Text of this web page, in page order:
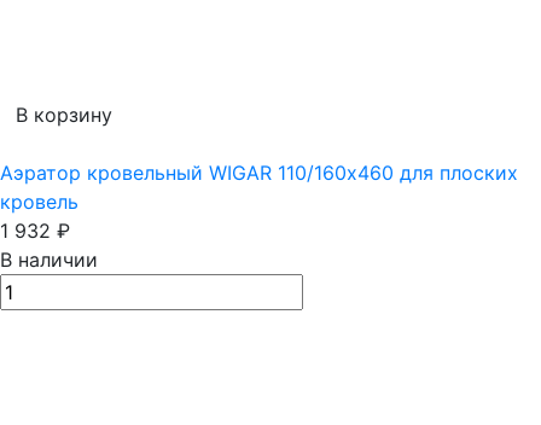
В корзину
Аэратор кровельный WIGAR 110/160х460 для плоских
кровель
1 932 ₽
В наличии